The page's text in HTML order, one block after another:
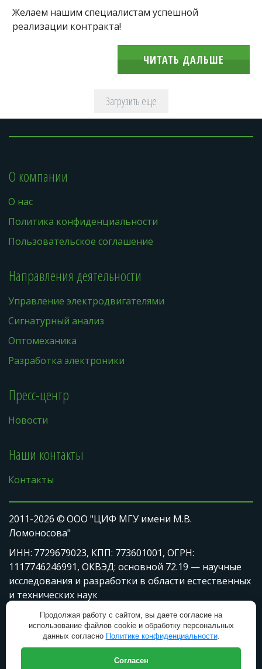
Желаем нашим специалистам успешной
реализации контракта!
ЧИТАТЬ ДАЛЬШЕ
Загрузить еще
О компании
О нас
Политика конфиденциальности
Пользовательское соглашение
Направления деятельности
Управление электродвигателями
Сигнатурный анализ
Оптомеханика
Разработка электроники
Пресс-центр
Новости
Наши контакты
Контакты
Продолжая работу с сайтом, вы даете согласие на
использование файлов cookie и обработку персональных
данных согласно Политике конфиденциальности.
Согласен
2011-2026 © ООО "ЦИФ МГУ имени М.В.
Ломоносова"
ИНН: 7729679023, КПП: 773601001, ОГРН:
1117746246991, ОКВЭД: основной 72.19 — научные
исследования и разработки в области естественных
и технических наук
Физический адрес: 119331, г. Москва,  пр-кт
Вернадского, д. 21, к. 3
   Юридический адрес: 119331, г. Москва, вн. тер.
г. муниципальный округ Ломоносовский, пр-кт